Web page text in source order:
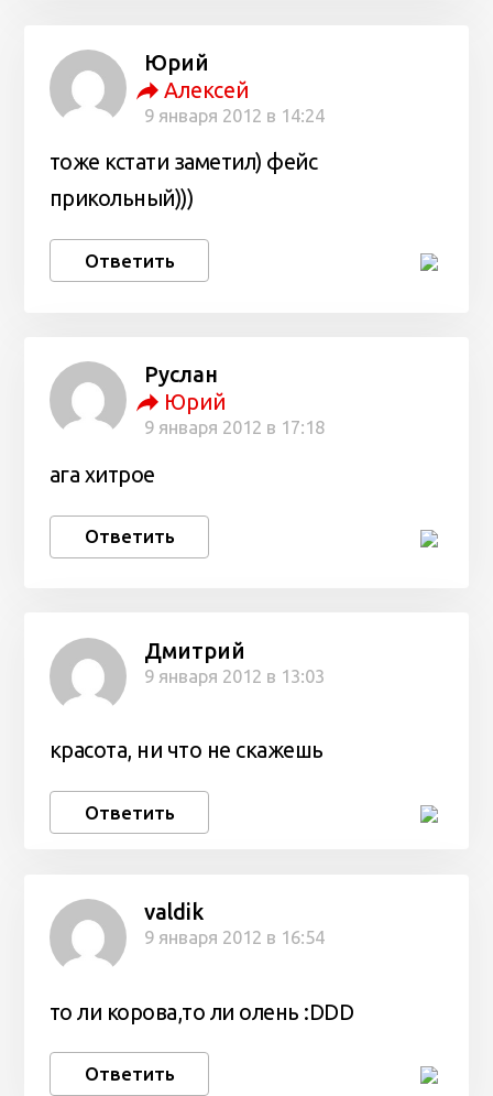
Юрий
Алексей
9 января 2012 в 14:24
тоже кстати заметил) фейс
прикольный)))
Ответить
Руслан
Юрий
9 января 2012 в 17:18
ага хитрое
Ответить
Дмитрий
9 января 2012 в 13:03
красота, ни что не скажешь
Ответить
valdik
9 января 2012 в 16:54
то ли корова,то ли олень :DDD
Ответить